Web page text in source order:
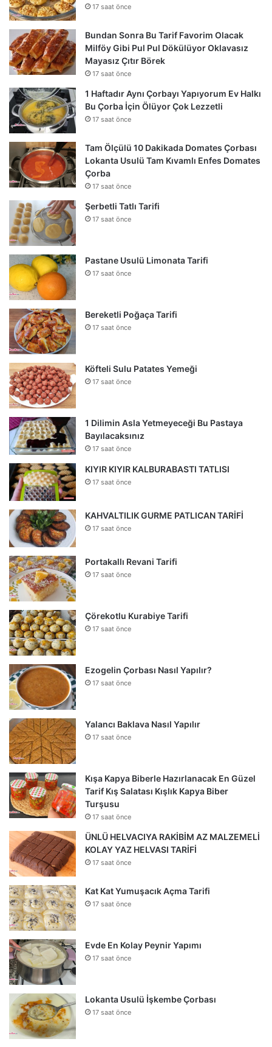
17 saat önce
Bundan Sonra Bu Tarif Favorim Olacak
Milföy Gibi Pul Pul Dökülüyor Oklavasız
Mayasız Çıtır Börek
17 saat önce
1 Haftadır Aynı Çorbayı Yapıyorum Ev Halkı
Bu Çorba İçin Ölüyor Çok Lezzetli
17 saat önce
Tam Ölçülü 10 Dakikada Domates Çorbası
Lokanta Usulü Tam Kıvamlı Enfes Domates
Çorba
17 saat önce
Şerbetli Tatlı Tarifi
17 saat önce
Pastane Usulü Limonata Tarifi
17 saat önce
Bereketli Poğaça Tarifi
17 saat önce
Köfteli Sulu Patates Yemeği
17 saat önce
1 Dilimin Asla Yetmeyeceği Bu Pastaya
Bayılacaksınız
17 saat önce
KIYIR KIYIR KALBURABASTI TATLISI
17 saat önce
KAHVALTILIK GURME PATLICAN TARİFİ
17 saat önce
Portakallı Revani Tarifi
17 saat önce
Çörekotlu Kurabiye Tarifi
17 saat önce
Ezogelin Çorbası Nasıl Yapılır?
17 saat önce
Yalancı Baklava Nasıl Yapılır
17 saat önce
Kışa Kapya Biberle Hazırlanacak En Güzel
Tarif Kış Salatası Kışlık Kapya Biber
Turşusu
17 saat önce
ÜNLÜ HELVACIYA RAKİBİM AZ MALZEMELİ
KOLAY YAZ HELVASI TARİFİ
17 saat önce
Kat Kat Yumuşacık Açma Tarifi
17 saat önce
Evde En Kolay Peynir Yapımı
17 saat önce
Lokanta Usulü İşkembe Çorbası
17 saat önce